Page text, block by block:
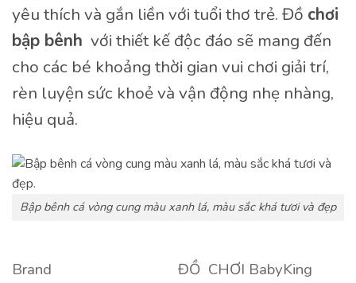
yêu thích và gắn liền với tuổi thơ trẻ. Đồ chơi
bập bênh với thiết kế độc đáo sẽ mang đến
cho các bé khoảng thời gian vui chơi giải trí,
rèn luyện sức khoẻ và vận động nhẹ nhàng,
hiệu quả.
Bập bênh cá vòng cung màu xanh lá, màu sắc khá tươi và đẹp
Brand ĐỒ CHƠI BabyKing